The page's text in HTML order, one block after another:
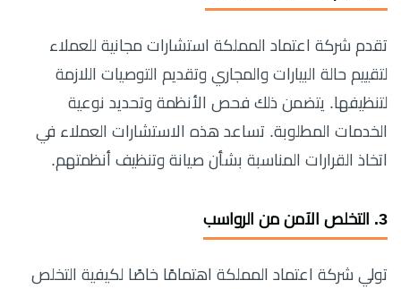
تقدم شركة اعتماد المملكة استشارات مجانية للعملاء
لتقييم حالة البيارات والمجاري وتقديم التوصيات اللازمة
لتنظيفها. يتضمن ذلك فحص الأنظمة وتحديد نوعية
الخدمات المطلوبة. تساعد هذه الاستشارات العملاء في
اتخاذ القرارات المناسبة بشأن صيانة وتنظيف أنظمتهم.
3. التخلص الآمن من الرواسب
تولي شركة اعتماد المملكة اهتمامًا خاصًا لكيفية التخلص